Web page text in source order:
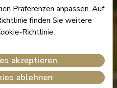
Präferenzen anpassen. Auf
finden Sie weitere
Richtlinie.
akzeptieren
ablehnen